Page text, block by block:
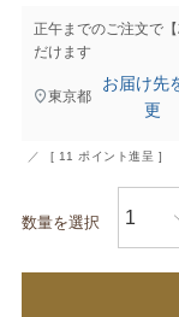
正午までのご注文で【
だけます
東京都
お届け先
更
[ 11 ポイント進呈 ]